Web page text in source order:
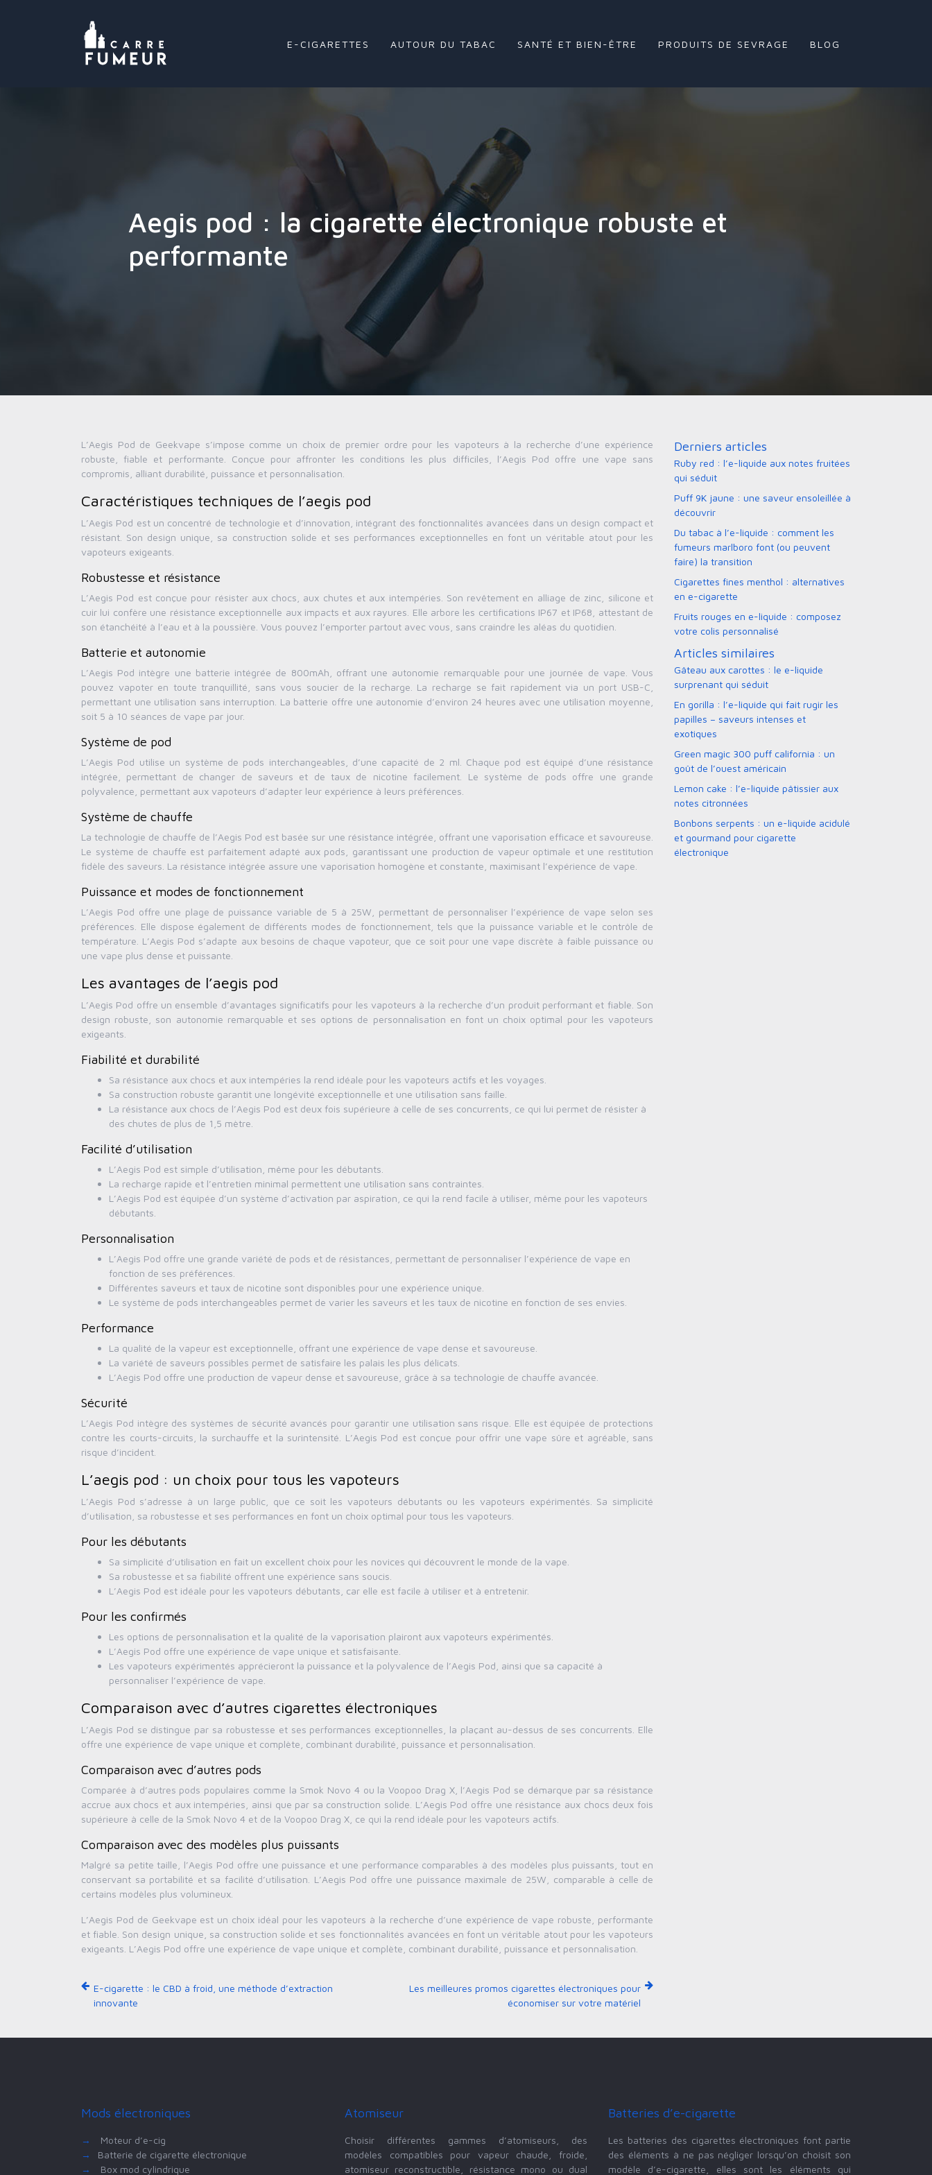
E-CIGARETTES AUTOUR DU TABAC SANTÉ ET BIEN-ÊTRE PRODUITS DE SEVRAGE BLOG
Aegis pod : la cigarette électronique robuste et
performante
L’Aegis Pod de Geekvape s’impose comme un choix de premier ordre pour les vapoteurs à la recherche d’une expérience
robuste, fiable et performante. Conçue pour affronter les conditions les plus difficiles, l’Aegis Pod offre une vape sans
compromis, alliant durabilité, puissance et personnalisation.
Caractéristiques techniques de l’aegis pod
L’Aegis Pod est un concentré de technologie et d’innovation, intégrant des fonctionnalités avancées dans un design compact et
résistant. Son design unique, sa construction solide et ses performances exceptionnelles en font un véritable atout pour les
vapoteurs exigeants.
Robustesse et résistance
L’Aegis Pod est conçue pour résister aux chocs, aux chutes et aux intempéries. Son revêtement en alliage de zinc, silicone et
cuir lui confère une résistance exceptionnelle aux impacts et aux rayures. Elle arbore les certifications IP67 et IP68, attestant de
son étanchéité à l’eau et à la poussière. Vous pouvez l’emporter partout avec vous, sans craindre les aléas du quotidien.
Batterie et autonomie
L’Aegis Pod intègre une batterie intégrée de 800mAh, offrant une autonomie remarquable pour une journée de vape. Vous
pouvez vapoter en toute tranquillité, sans vous soucier de la recharge. La recharge se fait rapidement via un port USB-C,
permettant une utilisation sans interruption. La batterie offre une autonomie d’environ 24 heures avec une utilisation moyenne,
soit 5 à 10 séances de vape par jour.
Système de pod
L’Aegis Pod utilise un système de pods interchangeables, d’une capacité de 2 ml. Chaque pod est équipé d’une résistance
intégrée, permettant de changer de saveurs et de taux de nicotine facilement. Le système de pods offre une grande
polyvalence, permettant aux vapoteurs d’adapter leur expérience à leurs préférences.
Système de chauffe
La technologie de chauffe de l’Aegis Pod est basée sur une résistance intégrée, offrant une vaporisation efficace et savoureuse.
Le système de chauffe est parfaitement adapté aux pods, garantissant une production de vapeur optimale et une restitution
fidèle des saveurs. La résistance intégrée assure une vaporisation homogène et constante, maximisant l’expérience de vape.
Puissance et modes de fonctionnement
L’Aegis Pod offre une plage de puissance variable de 5 à 25W, permettant de personnaliser l’expérience de vape selon ses
préférences. Elle dispose également de différents modes de fonctionnement, tels que la puissance variable et le contrôle de
température. L’Aegis Pod s’adapte aux besoins de chaque vapoteur, que ce soit pour une vape discrète à faible puissance ou
une vape plus dense et puissante.
Les avantages de l’aegis pod
L’Aegis Pod offre un ensemble d’avantages significatifs pour les vapoteurs à la recherche d’un produit performant et fiable. Son
design robuste, son autonomie remarquable et ses options de personnalisation en font un choix optimal pour les vapoteurs
exigeants.
Fiabilité et durabilité
Sa résistance aux chocs et aux intempéries la rend idéale pour les vapoteurs actifs et les voyages.
Sa construction robuste garantit une longévité exceptionnelle et une utilisation sans faille.
La résistance aux chocs de l’Aegis Pod est deux fois supérieure à celle de ses concurrents, ce qui lui permet de résister à
des chutes de plus de 1,5 mètre.
Facilité d’utilisation
L’Aegis Pod est simple d’utilisation, même pour les débutants.
La recharge rapide et l’entretien minimal permettent une utilisation sans contraintes.
L’Aegis Pod est équipée d’un système d’activation par aspiration, ce qui la rend facile à utiliser, même pour les vapoteurs
débutants.
Personnalisation
L’Aegis Pod offre une grande variété de pods et de résistances, permettant de personnaliser l’expérience de vape en
fonction de ses préférences.
Différentes saveurs et taux de nicotine sont disponibles pour une expérience unique.
Le système de pods interchangeables permet de varier les saveurs et les taux de nicotine en fonction de ses envies.
Performance
La qualité de la vapeur est exceptionnelle, offrant une expérience de vape dense et savoureuse.
La variété de saveurs possibles permet de satisfaire les palais les plus délicats.
L’Aegis Pod offre une production de vapeur dense et savoureuse, grâce à sa technologie de chauffe avancée.
Sécurité
L’Aegis Pod intègre des systèmes de sécurité avancés pour garantir une utilisation sans risque. Elle est équipée de protections
contre les courts-circuits, la surchauffe et la surintensité. L’Aegis Pod est conçue pour offrir une vape sûre et agréable, sans
risque d’incident.
L’aegis pod : un choix pour tous les vapoteurs
L’Aegis Pod s’adresse à un large public, que ce soit les vapoteurs débutants ou les vapoteurs expérimentés. Sa simplicité
d’utilisation, sa robustesse et ses performances en font un choix optimal pour tous les vapoteurs.
Pour les débutants
Sa simplicité d’utilisation en fait un excellent choix pour les novices qui découvrent le monde de la vape.
Sa robustesse et sa fiabilité offrent une expérience sans soucis.
L’Aegis Pod est idéale pour les vapoteurs débutants, car elle est facile à utiliser et à entretenir.
Pour les confirmés
Les options de personnalisation et la qualité de la vaporisation plairont aux vapoteurs expérimentés.
L’Aegis Pod offre une expérience de vape unique et satisfaisante.
Les vapoteurs expérimentés apprécieront la puissance et la polyvalence de l’Aegis Pod, ainsi que sa capacité à
personnaliser l’expérience de vape.
Comparaison avec d’autres cigarettes électroniques
L’Aegis Pod se distingue par sa robustesse et ses performances exceptionnelles, la plaçant au-dessus de ses concurrents. Elle
offre une expérience de vape unique et complète, combinant durabilité, puissance et personnalisation.
Comparaison avec d’autres pods
Comparée à d’autres pods populaires comme la Smok Novo 4 ou la Voopoo Drag X, l’Aegis Pod se démarque par sa résistance
accrue aux chocs et aux intempéries, ainsi que par sa construction solide. L’Aegis Pod offre une résistance aux chocs deux fois
supérieure à celle de la Smok Novo 4 et de la Voopoo Drag X, ce qui la rend idéale pour les vapoteurs actifs.
Comparaison avec des modèles plus puissants
Malgré sa petite taille, l’Aegis Pod offre une puissance et une performance comparables à des modèles plus puissants, tout en
conservant sa portabilité et sa facilité d’utilisation. L’Aegis Pod offre une puissance maximale de 25W, comparable à celle de
certains modèles plus volumineux.
L’Aegis Pod de Geekvape est un choix idéal pour les vapoteurs à la recherche d’une expérience de vape robuste, performante
et fiable. Son design unique, sa construction solide et ses fonctionnalités avancées en font un véritable atout pour les vapoteurs
exigeants. L’Aegis Pod offre une expérience de vape unique et complète, combinant durabilité, puissance et personnalisation.
E-cigarette : le CBD à froid, une méthode d’extraction
innovante
Les meilleures promos cigarettes électroniques pour
économiser sur votre matériel
Derniers articles
Ruby red : l’e-liquide aux notes fruitées
qui séduit
Puff 9K jaune : une saveur ensoleillée à
découvrir
Du tabac à l’e-liquide : comment les
fumeurs marlboro font (ou peuvent
faire) la transition
Cigarettes fines menthol : alternatives
en e-cigarette
Fruits rouges en e-liquide : composez
votre colis personnalisé
Articles similaires
Gâteau aux carottes : le e-liquide
surprenant qui séduit
En gorilla : l’e-liquide qui fait rugir les
papilles – saveurs intenses et
exotiques
Green magic 300 puff california : un
goût de l’ouest américain
Lemon cake : l’e-liquide pâtissier aux
notes citronnées
Bonbons serpents : un e-liquide acidulé
et gourmand pour cigarette
électronique
Mods électroniques
→
Moteur d’e-cig
→
Batterie de cigarette électronique
→
Box mod cylindrique
Atomiseur
Choisir différentes gammes d’atomiseurs, des
modèles compatibles pour vapeur chaude, froide,
atomiseur reconstructible, résistance mono ou dual
Batteries d’e-cigarette
Les batteries des cigarettes électroniques font partie
des éléments à ne pas négliger lorsqu’on choisit son
modèle d’e-cigarette, elles sont les éléments qui